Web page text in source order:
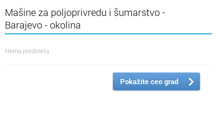
Mašine za poljoprivredu i šumarstvo -
Barajevo - okolina
Nema predmeta
Pokažite ceo grad